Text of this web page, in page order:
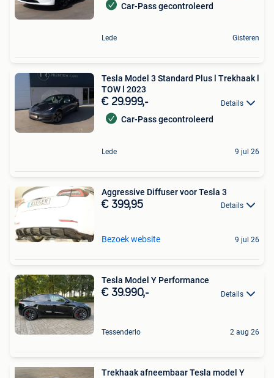
Car-Pass gecontroleerd
Lede Gisteren
Tesla Model 3 Standard Plus l Trekhaak l
TOW l 2023
€ 29.999,- Details
Car-Pass gecontroleerd
Lede 9 jul 26
Aggressive Diffuser voor Tesla 3
€ 399,95 Details
Bezoek website 9 jul 26
Tesla Model Y Performance
€ 39.990,- Details
Tessenderlo 2 aug 26
Trekhaak afneembaar Tesla model Y